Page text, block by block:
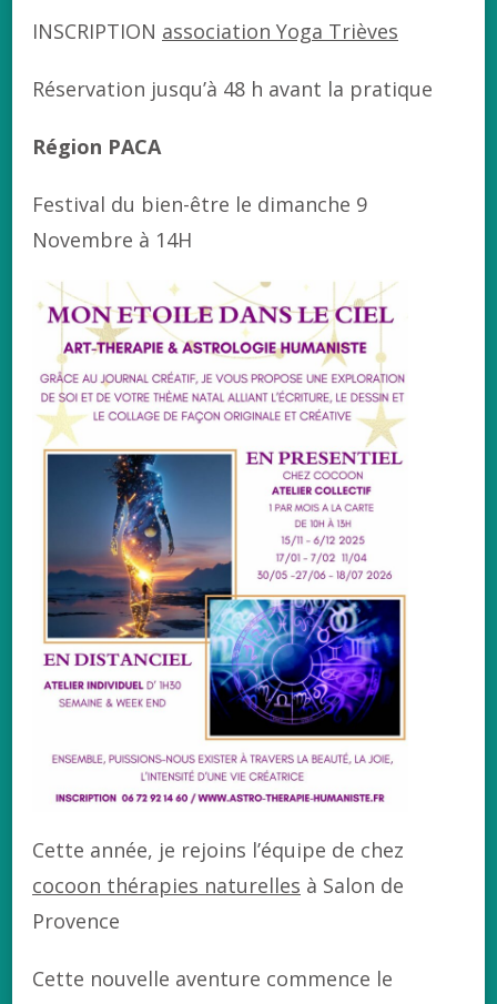
INSCRIPTION association Yoga Trièves
Réservation jusqu’à 48 h avant la pratique
Région PACA
Festival du bien-être le dimanche 9
Novembre à 14H
Cette année, je rejoins l’équipe de chez
cocoon thérapies naturelles à Salon de
Provence
Cette nouvelle aventure commence le